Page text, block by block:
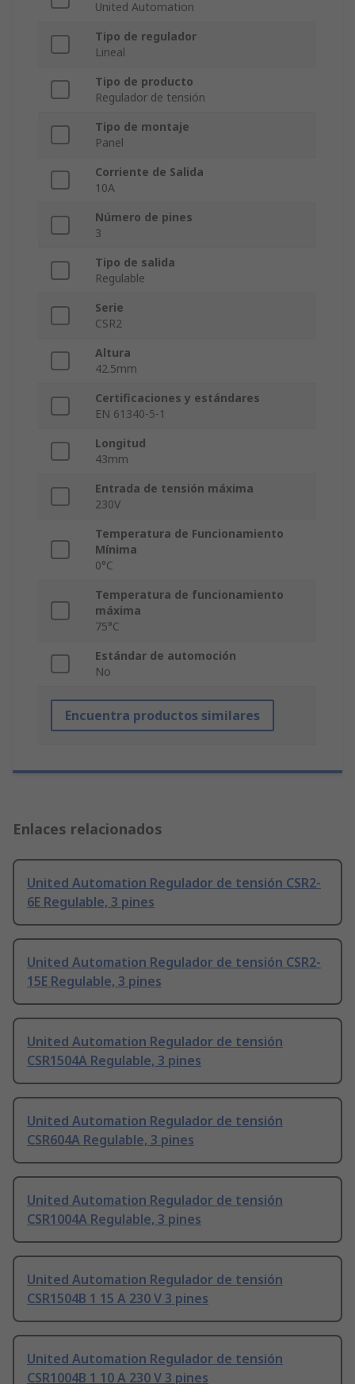
United Automation
Tipo de regulador
Lineal
Tipo de producto
Regulador de tensión
Tipo de montaje
Panel
Corriente de Salida
10A
Número de pines
3
Tipo de salida
Regulable
Serie
CSR2
Altura
42.5mm
Certificaciones y estándares
EN 61340-5-1
Longitud
43mm
Entrada de tensión máxima
230V
Temperatura de Funcionamiento
Mínima
0°C
Temperatura de funcionamiento
máxima
75°C
Estándar de automoción
No
Encuentra productos similares
Enlaces relacionados
United Automation Regulador de tensión CSR2-
6E Regulable, 3 pines
United Automation Regulador de tensión CSR2-
15E Regulable, 3 pines
United Automation Regulador de tensión
CSR1504A Regulable, 3 pines
United Automation Regulador de tensión
CSR604A Regulable, 3 pines
United Automation Regulador de tensión
CSR1004A Regulable, 3 pines
United Automation Regulador de tensión
CSR1504B 1 15 A 230 V 3 pines
United Automation Regulador de tensión
CSR1004B 1 10 A 230 V 3 pines